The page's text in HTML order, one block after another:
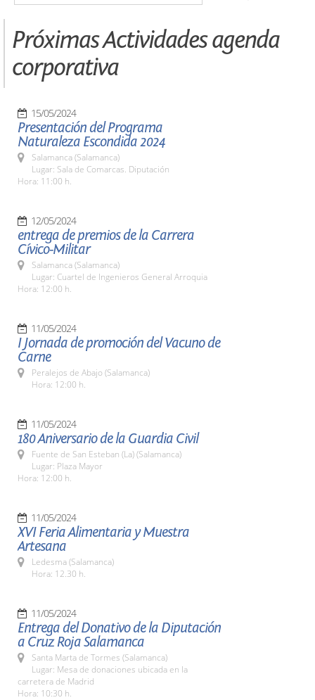
Próximas Actividades agenda
corporativa
15/05/2024
Presentación del Programa
Naturaleza Escondida 2024
Salamanca (Salamanca)
Lugar: Sala de Comarcas. Diputación
Hora: 11:00 h.
12/05/2024
entrega de premios de la Carrera
Cívico-Militar
Salamanca (Salamanca)
Lugar: Cuartel de Ingenieros General Arroquia
Hora: 12:00 h.
11/05/2024
I Jornada de promoción del Vacuno de
Carne
Peralejos de Abajo (Salamanca)
Hora: 12:00 h.
11/05/2024
180 Aniversario de la Guardia Civil
Fuente de San Esteban (La) (Salamanca)
Lugar: Plaza Mayor
Hora: 12:00 h.
11/05/2024
XVI Feria Alimentaria y Muestra
Artesana
Ledesma (Salamanca)
Hora: 12.30 h.
11/05/2024
Entrega del Donativo de la Diputación
a Cruz Roja Salamanca
Santa Marta de Tormes (Salamanca)
Lugar: Mesa de donaciones ubicada en la
carretera de Madrid
Hora: 10:30 h.